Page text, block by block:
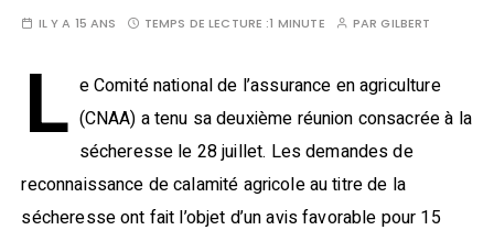
IL Y A 15 ANS TEMPS DE LECTURE :1 MINUTE PARGILBERT
L e Comité national de l’assurance en agriculture
(CNAA) a tenu sa deuxième réunion consacrée à la
sécheresse le 28 juillet. Les demandes de
reconnaissance de calamité agricole au titre de la
sécheresse ont fait l’objet d’un avis favorable pour 15